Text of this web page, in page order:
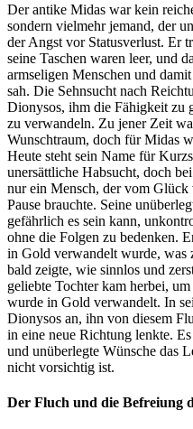
Der antike Midas war kein
sondern vielmehr jemand, der
der Angst vor Statusverlust. Er
seine Taschen waren leer, und
armseligen Menschen und
sah. Die Sehnsucht nach
Dionysos, ihm die Fähigkeit zu
zu verwandeln. Zu jener Zeit
Wunschtraum, doch für Midas
Heute steht sein Name für
unersättliche Habsucht, doch
nur ein Mensch, der vom Glück
Pause brauchte. Seine
gefährlich es sein kann,
ohne die Folgen zu bedenken.
in Gold verwandelt wurde, was
bald zeigte, wie sinnlos und
geliebte Tochter kam herbei,
wurde in Gold verwandelt. In
Dionysos an, ihn von diesem
in eine neue Richtung lenkte.
und unüberlegte Wünsche das
nicht vorsichtig ist.
Der Fluch und die Befreiung